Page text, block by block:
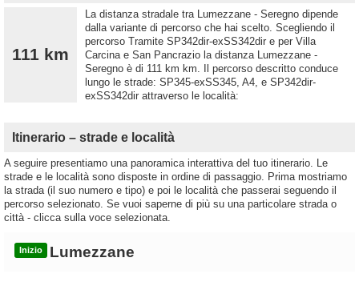
111 km
La distanza stradale tra Lumezzane - Seregno dipende
dalla variante di percorso che hai scelto. Scegliendo il
percorso Tramite SP342dir-exSS342dir e per Villa
Carcina e San Pancrazio la distanza Lumezzane -
Seregno è di 111 km km. Il percorso descritto conduce
lungo le strade: SP345-exSS345, A4, e SP342dir-
exSS342dir attraverso le località:
Itinerario – strade e località
A seguire presentiamo una panoramica interattiva del tuo itinerario. Le
strade e le località sono disposte in ordine di passaggio. Prima mostriamo
la strada (il suo numero e tipo) e poi le località che passerai seguendo il
percorso selezionato. Se vuoi saperne di più su una particolare strada o
città - clicca sulla voce selezionata.
Inizio Lumezzane